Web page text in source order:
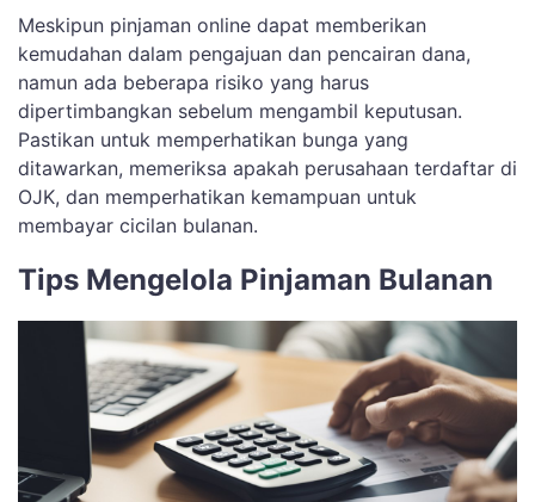
Meskipun pinjaman online dapat memberikan
kemudahan dalam pengajuan dan pencairan dana,
namun ada beberapa risiko yang harus
dipertimbangkan sebelum mengambil keputusan.
Pastikan untuk memperhatikan bunga yang
ditawarkan, memeriksa apakah perusahaan terdaftar di
OJK, dan memperhatikan kemampuan untuk
membayar cicilan bulanan.
Tips Mengelola Pinjaman Bulanan